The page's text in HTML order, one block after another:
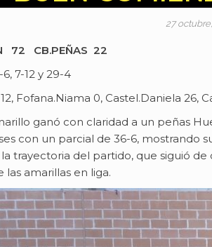
27
72 CB.PEÑAS 22
7-12 y 29-4
Fofana.Niama 0, Castel.Daniela 26,
ganó con claridad a un peñas
con un parcial de 36-6, mostrando
trayectoria del partido, que siguió
las amarillas en liga.